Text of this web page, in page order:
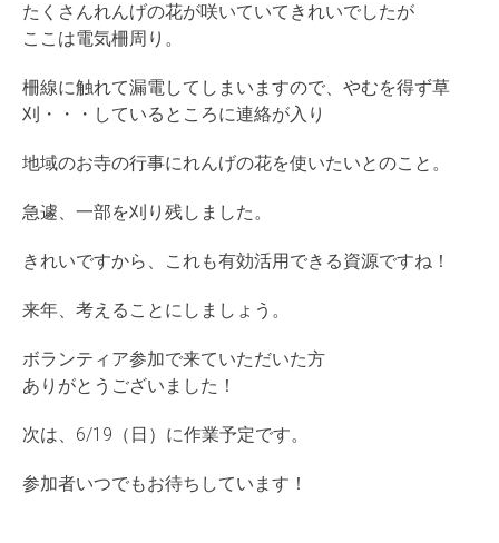
たくさんれんげの花が咲いていてきれいでしたが
ここは電気柵周り。
柵線に触れて漏電してしまいますので、やむを得ず草
刈・・・しているところに連絡が入り
地域のお寺の行事にれんげの花を使いたいとのこと。
急遽、一部を刈り残しました。
きれいですから、これも有効活用できる資源ですね！
来年、考えることにしましょう。
ボランティア参加で来ていただいた方
ありがとうございました！
次は、6/19（日）に作業予定です。
参加者いつでもお待ちしています！